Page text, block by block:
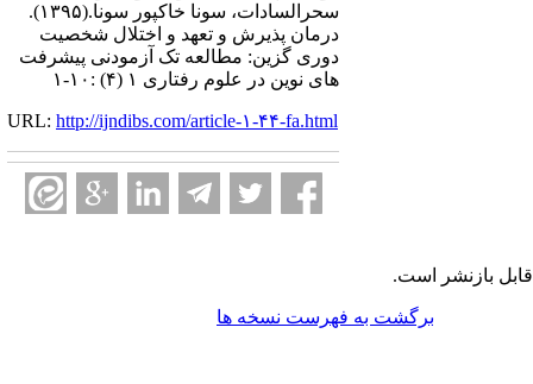
سحرالسادات، سونا خاکپور سونا.(۱۳۹۵).
درمان پذیرش و تعهد و اختلال شخصیت
دوری گزین: مطالعه تک آزمودنی پیشرفت
های نوین در علوم رفتاری ۱ (۴) :۱۰-۱
URL: http://ijndibs.com/article-۱-۴۴-fa.html
قابل بازنشر است.
برگشت به فهرست نسخه ها